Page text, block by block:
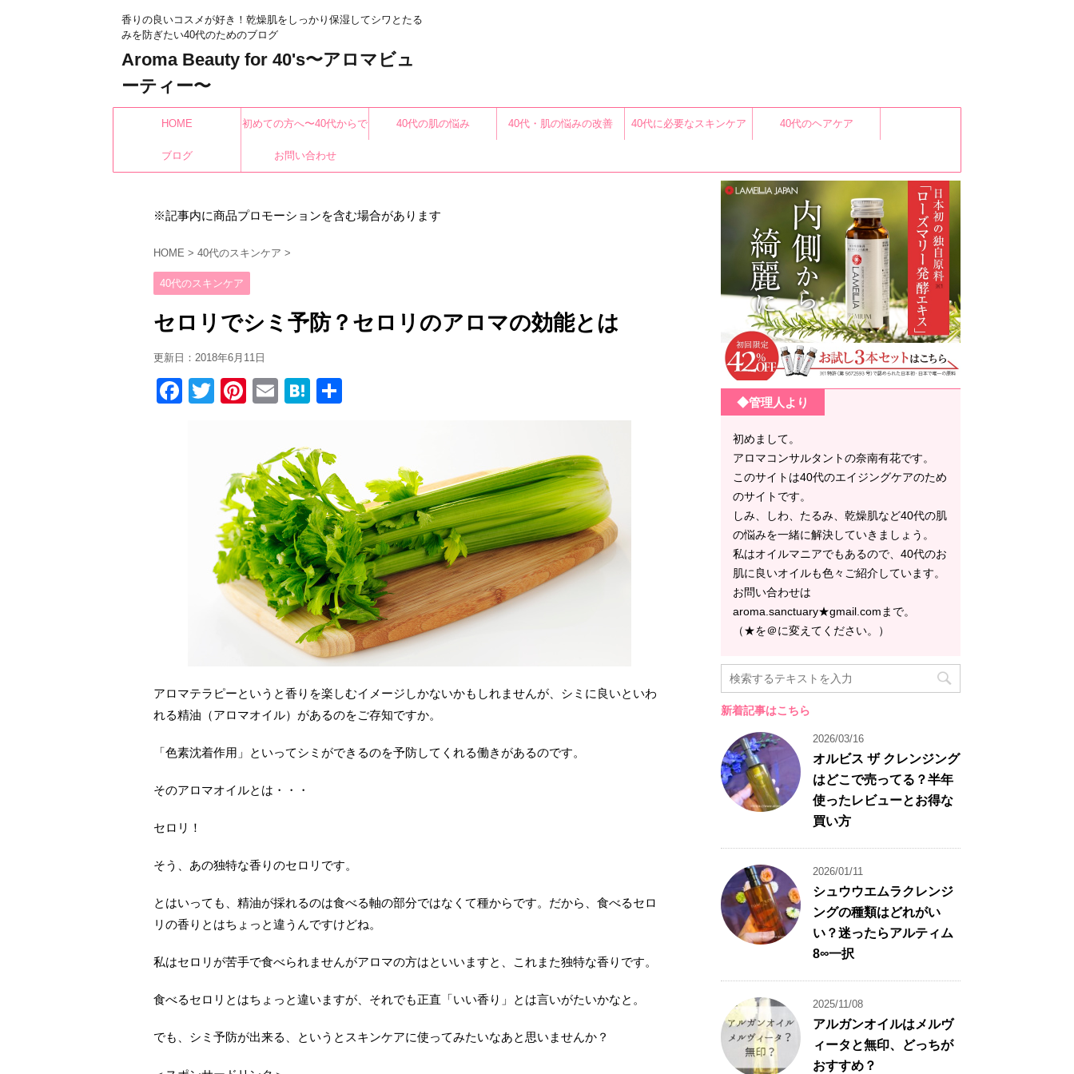
香りの良いコスメが好き！乾燥肌をしっかり保湿してシワとたる
みを防ぎたい40代のためのブログ
Aroma Beauty for 40's〜アロマビュ
ーティー〜
HOME 初めての方へ〜40代からで
もみんなキレイになれる
40代の肌の悩み 40代・肌の悩みの改善 40代に必要なスキンケア 40代のヘアケア
ブログ お問い合わせ
※記事内に商品プロモーションを含む場合があります
HOME > 40代のスキンケア >
40代のスキンケア
セロリでシミ予防？セロリのアロマの効能とは
更新日： 2018年6月11日
F
T
er
Pi
e
st
E
ail
H
e
n
a
アロマテラピーというと香りを楽しむイメージしかないかもしれませんが、シミに良いといわ
れる精油（アロマオイル）があるのをご存知ですか。
「色素沈着作用」といってシミができるのを予防してくれる働きがあるのです。
そのアロマオイルとは・・・
セロリ！
そう、あの独特な香りのセロリです。
とはいっても、精油が採れるのは食べる軸の部分ではなくて種からです。だから、食べるセロ
リの香りとはちょっと違うんですけどね。
私はセロリが苦手で食べられませんがアロマの方はといいますと、これまた独特な香りです。
食べるセロリとはちょっと違いますが、それでも正直「いい香り」とは言いがたいかなと。
でも、シミ予防が出来る、というとスキンケアに使ってみたいなあと思いませんか？
◆管理人より
初めまして。
アロマコンサルタントの奈南有花です。
このサイトは40代のエイジングケアのため
のサイトです。
しみ、しわ、たるみ、乾燥肌など40代の肌
の悩みを一緒に解決していきましょう。
私はオイルマニアでもあるので、40代のお
肌に良いオイルも色々ご紹介しています。
お問い合わせは
aroma.sanctuary★gmail.comまで。
（★を＠に変えてください。）
新着記事はこちら
2026/03/16
オルビス ザ クレンジング
はどこで売ってる？半年
使ったレビューとお得な
買い方
2026/01/11
シュウウエムラクレンジ
ングの種類はどれがい
い？迷ったらアルティム
8∞一択
2025/11/08
アルガンオイルはメルヴ
ィータと無印、どっちが
おすすめ？